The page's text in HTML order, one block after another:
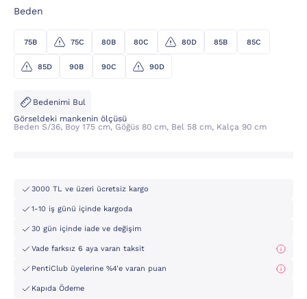
Beden
75B 75C 80B 80C 80D 85B 85C
85D 90B 90C 90D
Bedenimi Bul
Görseldeki mankenin ölçüsü
Beden S/36, Boy 175 cm, Göğüs 80 cm, Bel 58 cm, Kalça 90 cm
3000 TL ve üzeri ücretsiz kargo
1-10 iş günü içinde kargoda
30 gün içinde iade ve değişim
Vade farksız 6 aya varan taksit
PentiClub üyelerine %4'e varan puan
Kapıda Ödeme